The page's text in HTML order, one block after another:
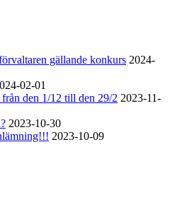
gällande konkurs 2024-
02-01
den 1/12 till den 29/2 2023-11-
2023-10-30
2023-10-09